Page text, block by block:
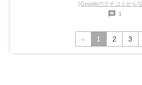
(Googleのクチコミから
1
« 1 2 3